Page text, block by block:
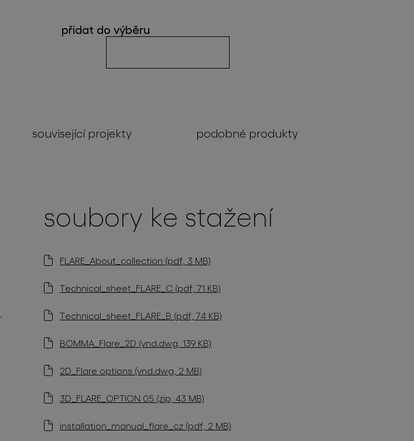
přidat do výběru
související projekty podobné produkty
soubory ke stažení
FLARE_About_collection (pdf, 3 MB)
Technical_sheet_FLARE_C (pdf, 71 KB)
Technical_sheet_FLARE_B (pdf, 74 KB)
BOMMA_Flare_2D (vnd.dwg, 139 KB)
2D_Flare options (vnd.dwg, 2 MB)
3D_FLARE_OPTION 05 (zip, 43 MB)
installation_manual_flare_cz (pdf, 2 MB)